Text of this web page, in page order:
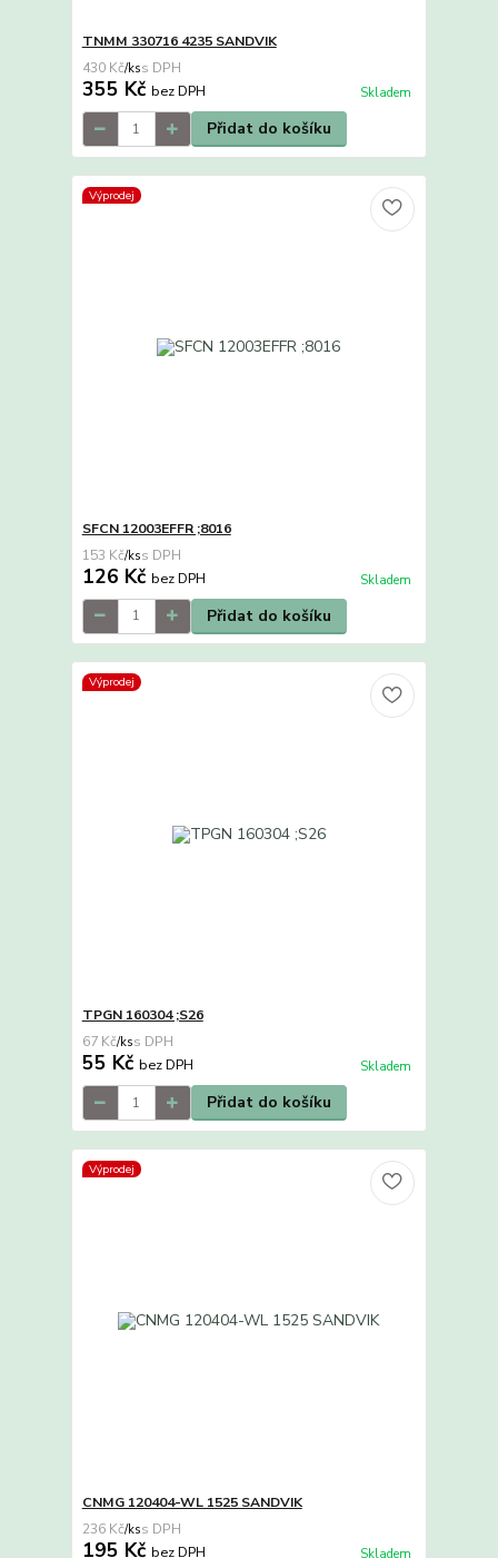
TNMM 330716 4235 SANDVIK
430 Kč/ks
355 Kč bez DPH Skladem
Přidat do košíku
Výprodej
SFCN 12003EFFR ;8016
153 Kč/ks
126 Kč bez DPH Skladem
Přidat do košíku
Výprodej
TPGN 160304 ;S26
67 Kč/ks
55 Kč bez DPH Skladem
Přidat do košíku
Výprodej
CNMG 120404-WL 1525 SANDVIK
236 Kč/ks
195 Kč bez DPH Skladem